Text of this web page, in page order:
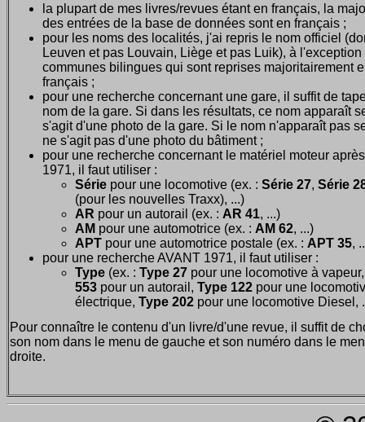
la plupart de mes livres/revues étant en français, la
des entrées de la base de données sont en français ;
pour les noms des localités, j'ai repris le nom officiel
Leuven et pas Louvain, Liège et pas Luik), à l'exception
communes bilingues qui sont reprises majoritairement
français ;
pour une recherche concernant une gare, il suffit de
nom de la gare. Si dans les résultats, ce nom apparaît
s'agit d'une photo de la gare. Si le nom n'apparaît pas
ne s'agit pas d'une photo du bâtiment ;
pour une recherche concernant le matériel moteur après
1971, il faut utiliser :
Série pour une locomotive (ex. : Série 27, Série
(pour les nouvelles Traxx), ...)
AR pour un autorail (ex. : AR 41, ...)
AM pour une automotrice (ex. : AM 62, ...)
APT pour une automotrice postale (ex. : APT 35,
pour une recherche AVANT 1971, il faut utiliser :
Type (ex. : Type 27 pour une locomotive à
553 pour un autorail, Type 122 pour une
électrique, Type 202 pour une locomotive Diesel,
Pour connaître le contenu d'un livre/d'une revue, il suffit de
son nom dans le menu de gauche et son numéro dans le
droite.